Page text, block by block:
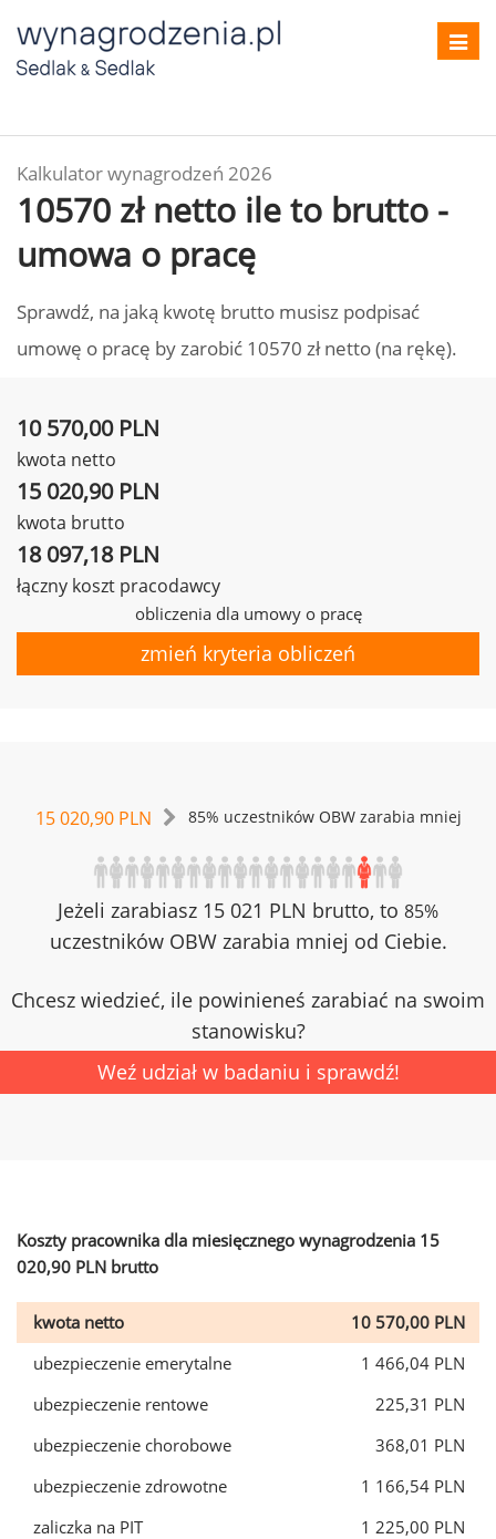
Kalkulator wynagrodzeń 2026
10570 zł netto ile to brutto -
umowa o pracę
Sprawdź, na jaką kwotę brutto musisz podpisać
umowę o pracę by zarobić 10570 zł netto (na rękę).
10 570,00 PLN
kwota netto
15 020,90 PLN
kwota brutto
18 097,18 PLN
łączny koszt pracodawcy
obliczenia dla umowy o pracę
zmień kryteria obliczeń
15 020,90 PLN 85% uczestników OBW zarabia mniej
Jeżeli zarabiasz 15 021 PLN brutto, to 85%
uczestników OBW zarabia mniej od Ciebie.
Chcesz wiedzieć, ile powinieneś zarabiać na swoim
stanowisku?
Weź udział w badaniu i sprawdź!
Koszty pracownika dla miesięcznego wynagrodzenia 15
020,90 PLN brutto
kwota netto
10 570,00 PLN
ubezpieczenie emerytalne
1 466,04 PLN
ubezpieczenie rentowe
225,31 PLN
ubezpieczenie chorobowe
368,01 PLN
ubezpieczenie zdrowotne
1 166,54 PLN
zaliczka na PIT
1 225,00 PLN